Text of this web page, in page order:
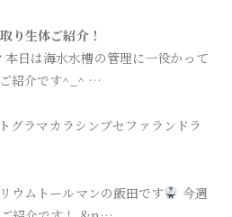
り生体ご紹介！
本日は海水水槽の管理に一役かって
ご紹介です^_^ …
グラマカラシンブセファランドラ
ウムトールマンの飯田です
今週